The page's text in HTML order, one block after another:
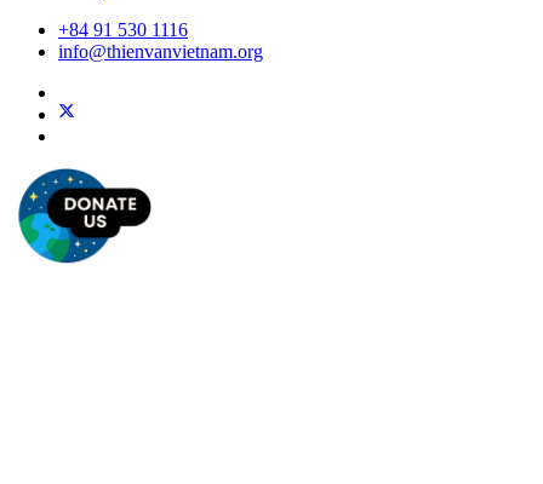
+84 91 530 1116
info@thienvanvietnam.org